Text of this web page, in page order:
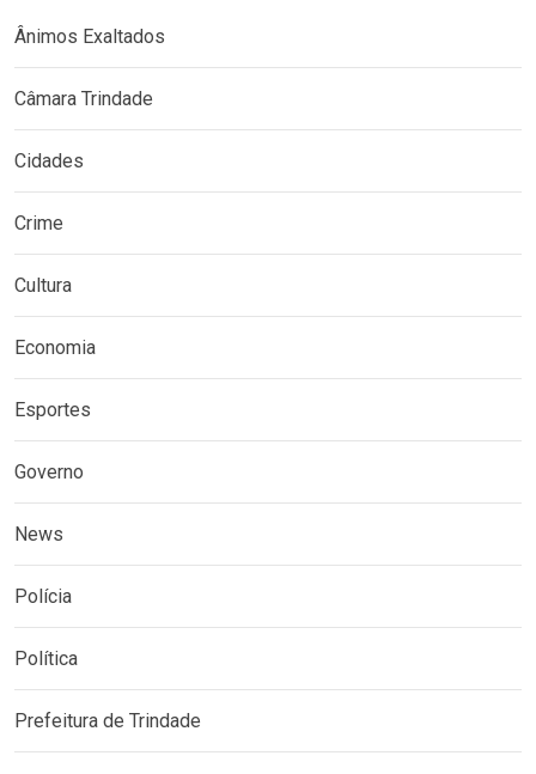
Ânimos Exaltados
Câmara Trindade
Cidades
Crime
Cultura
Economia
Esportes
Governo
News
Polícia
Política
Prefeitura de Trindade